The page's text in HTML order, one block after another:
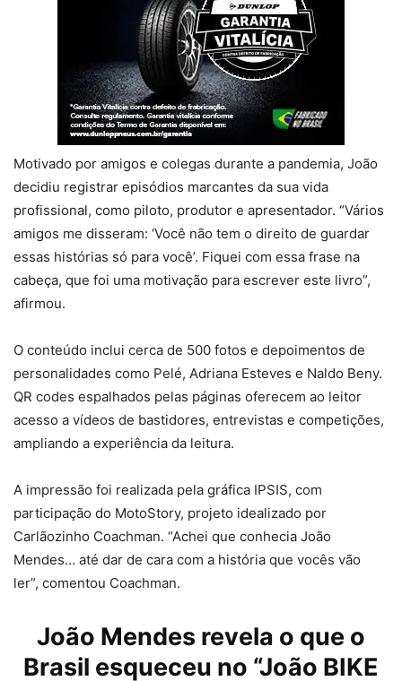
Motivado por amigos e colegas durante a pandemia, João
decidiu registrar episódios marcantes da sua vida
profissional, como piloto, produtor e apresentador. “Vários
amigos me disseram: ‘Você não tem o direito de guardar
essas histórias só para você’. Fiquei com essa frase na
cabeça, que foi uma motivação para escrever este livro”,
afirmou.
O conteúdo inclui cerca de 500 fotos e depoimentos de
personalidades como Pelé, Adriana Esteves e Naldo Beny.
QR codes espalhados pelas páginas oferecem ao leitor
acesso a vídeos de bastidores, entrevistas e competições,
ampliando a experiência da leitura.
A impressão foi realizada pela gráfica IPSIS, com
participação do MotoStory, projeto idealizado por
Carlãozinho Coachman. “Achei que conhecia João
Mendes… até dar de cara com a história que vocês vão
ler”, comentou Coachman.
João Mendes revela o que o
Brasil esqueceu no “João BIKE